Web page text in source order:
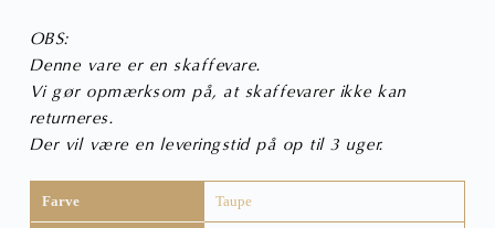
OBS:
Denne vare er en skaffevare.
Vi gør opmærksom på, at skaffevarer ikke kan
returneres.
Der vil være en leveringstid på op til 3 uger.
Farve Taupe